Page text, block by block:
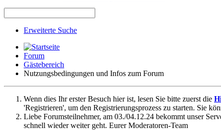
Erweiterte Suche
Forum
Gästebereich
Nutzungsbedingungen und Infos zum Forum
Wenn dies Ihr erster Besuch hier ist, lesen Sie bitte zuerst die
'Registrieren', um den Registrierungsprozess zu starten. Sie
Liebe Forumsteilnehmer, am 03./04.12.24 bekommt unser
schnell wieder weiter geht. Eurer Moderatoren-Team